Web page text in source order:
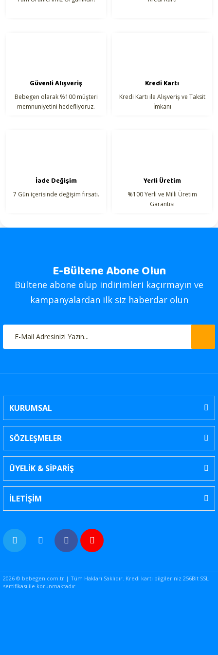
Ürün bilgilerinde hatalar bulunuyor.
Güvenli Alışveriş
Bebegen olarak %100 müşteri
memnuniyetini hedefliyoruz.
Kredi Kartı
Kredi Kartı ile Alışveriş ve Taksit
İmkanı
İade Değişim
7 Gün içerisinde değişim fırsatı.
Yerli Üretim
%100 Yerli ve Milli Üretim
Garantisi
E-Bültene Abone Olun
Bültene abone olup indirimleri kaçırmayın ve
kampanyalardan ilk siz haberdar olun
KURUMSAL
SÖZLEŞMELER
ÜYELİK & SİPARİŞ
İLETİŞİM
2026 © bebegen.com.tr | Tüm Hakları Saklıdır. Kredi kartı bilgileriniz 256Bit SSL
sertifikası ile korunmaktadır.